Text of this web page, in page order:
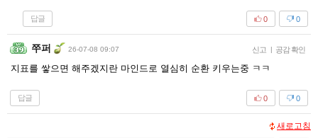
답글 0
0
쭈퍼 26-07-08 09:07 신고 | 공감 확인
지표를 쌓으면 해주겠지란 마인드로 열심히 순환 키우는중 ㅋㅋ
답글 0
0
새로고침